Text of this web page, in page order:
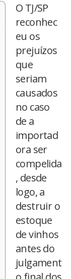
O TJ/SP
reconhec
eu os
prejuízos
que
seriam
causados
no caso
de a
importad
ora ser
compelida
, desde
logo, a
destruir o
estoque
de vinhos
antes do
julgament